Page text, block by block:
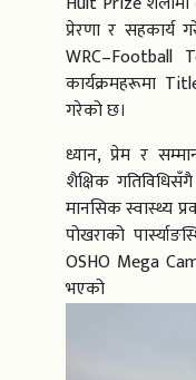
प्रेरणा र सहकार्य
WRC–Football
कार्यक्रमहरूमा
गरेको छ।
ध्यान, प्रेम र
शैक्षिक
मानसिक स्वास्थ्य
पोखराको
OSHO Mega